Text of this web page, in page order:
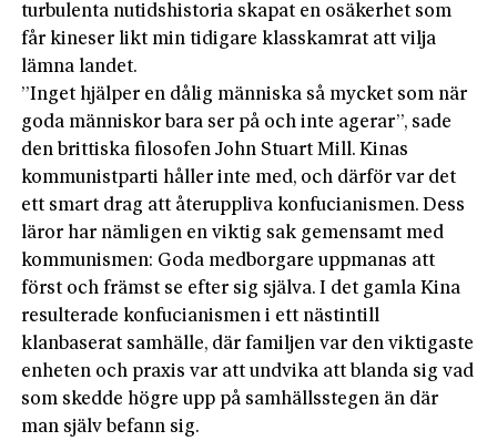
turbulenta nutidshistoria skapat en osäkerhet som
får kineser likt min tidigare klasskamrat att vilja
lämna landet.
”Inget hjälper en dålig människa så mycket som när
goda människor bara ser på och inte agerar”, sade
den brittiska filosofen John Stuart Mill. Kinas
kommunistparti håller inte med, och därför var det
ett smart drag att återuppliva konfucianismen. Dess
läror har nämligen en viktig sak gemensamt med
kommunismen: Goda medborgare uppmanas att
först och främst se efter sig själva. I det gamla Kina
resulterade konfucianismen i ett nästintill
klanbaserat samhälle, där familjen var den viktigaste
enheten och praxis var att undvika att blanda sig vad
som skedde högre upp på samhällsstegen än där
man själv befann sig.